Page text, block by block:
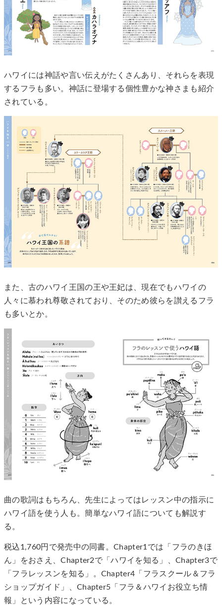
ハワイには神話や言い伝えがたくさんあり、それらを表現
するフラも多い。神話に登場する個性豊かな神さまも紹介
されている。
また、古のハワイ王国の王や王妃は、現在でもハワイの
人々に慕われ尊敬されており、そのため彼らを讃えるフラ
も多いとか。
曲の歌詞はもちろん、先生によってはレッスン中の指示に
ハワイ語を使う人も。簡単なハワイ語についても解説す
る。
税込1,760円で発売中の同書。Chapter1では「フラのきほ
ん」をおさえ、Chapter2で「ハワイを知る」、Chapter3で
「フラレッスンを知る」。Chapter4「フラスクール＆フラ
ショップガイド」、Chapter5「フラ＆ハワイお役立ち情
報」という内容になっている。